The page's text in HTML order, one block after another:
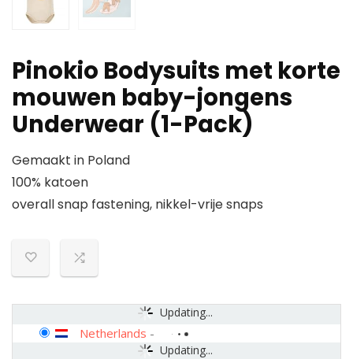
Pinokio Bodysuits met korte
mouwen baby-jongens
Underwear (1-Pack)
Gemaakt in Poland
100% katoen
overall snap fastening, nikkel-vrije snaps
Updating...
Updating...
Netherlands -